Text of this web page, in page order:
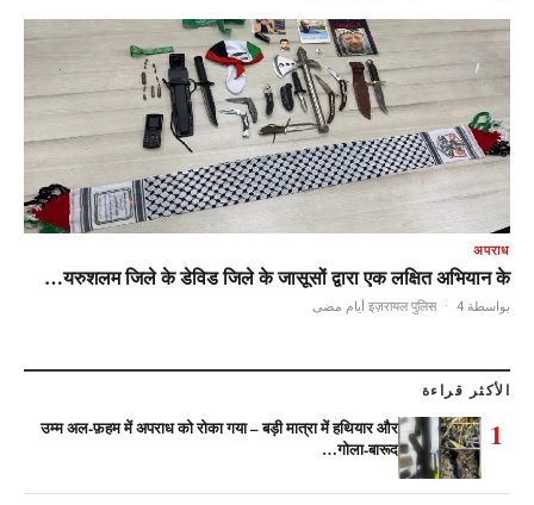
अपराध
यरुशलम जिले के डेविड जिले के जासूसों द्वारा एक लक्षित अभियान के…
بواسطة इज़रायल पुलिस · 4 أيام مضى
الأكثر قراءة
1
उम्म अल-फ़हम में अपराध को रोका गया – बड़ी मात्रा में हथियार और
गोला-बारूद…